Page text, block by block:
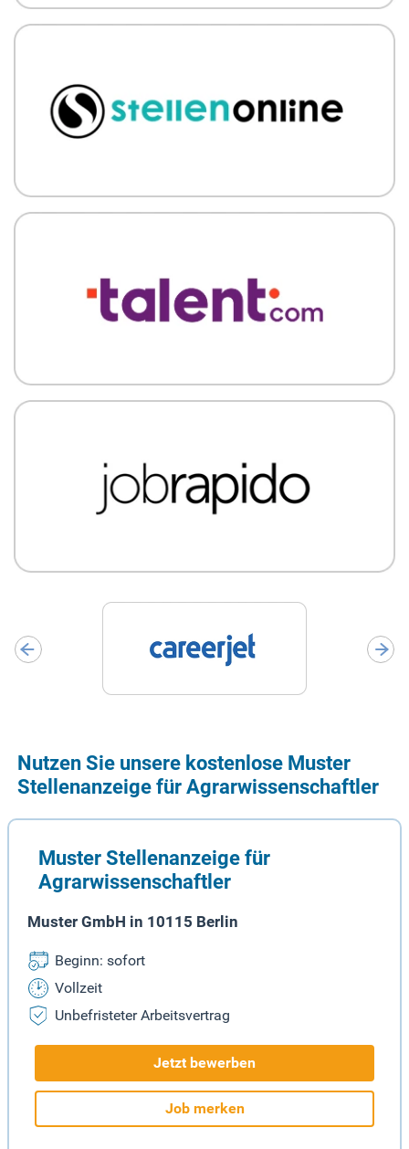
Nutzen Sie unsere kostenlose Muster
Stellenanzeige für Agrarwissenschaftler
Muster Stellenanzeige für
Agrarwissenschaftler
Muster GmbH in 10115 Berlin
Beginn: sofort
Vollzeit
Unbefristeter Arbeitsvertrag
Jetzt bewerben
Job merken